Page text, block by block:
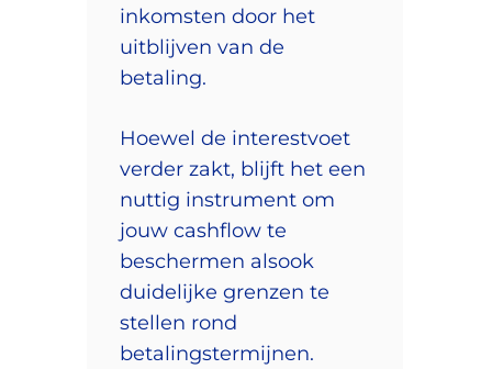
inkomsten door het
uitblijven van de
betaling.
Hoewel de interestvoet
verder zakt, blijft het een
nuttig instrument om
jouw cashflow te
beschermen alsook
duidelijke grenzen te
stellen rond
betalingstermijnen.